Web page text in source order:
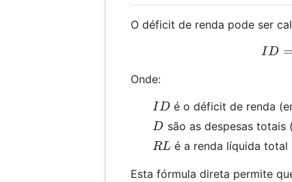
O déficit de renda pode ser
ID =
Onde:
ID
ID é o déficit de renda
D
D são as despesas totais
RL
RL é a renda líquida total
Esta fórmula direta permite